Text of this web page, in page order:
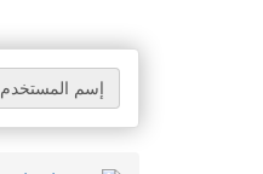
إسم المستخدم